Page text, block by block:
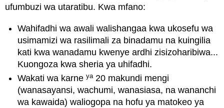
ufumbuzi wa utaratibu. Kwa mfano:
Wahifadhi wa awali walishangaa kwa ukosefu wa
usimamizi wa rasilimali za binadamu na kuingilia
kati kwa wanadamu kwenye ardhi zisizoharibiwa...
Kuongoza kwa sheria ya uhifadhi.
Wakati wa karneya20 makundi mengi
(wanasayansi, wachumi, wanasiasa, na wananchi
wa kawaida) waliogopa na hofu ya matokeo ya